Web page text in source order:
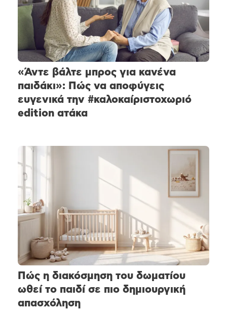
«Άντε βάλτε μπρος για κανένα
παιδάκι»: Πώς να αποφύγεις
ευγενικά την #καλοκαίριστοχωριό
edition ατάκα
Πώς η διακόσμηση του δωματίου
ωθεί το παιδί σε πιο δημιουργική
απασχόληση